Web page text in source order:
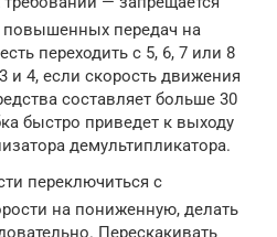
повышенных передач на
переходить с 5, 6, 7 или 8
и 4, если скорость движения
составляет больше 30
быстро приведет к выходу
демультипликатора.
переключиться с
на пониженную, делать
Перескакивать